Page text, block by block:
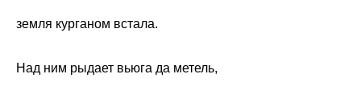
земля курганом встала.
Над ним рыдает вьюга да метель,